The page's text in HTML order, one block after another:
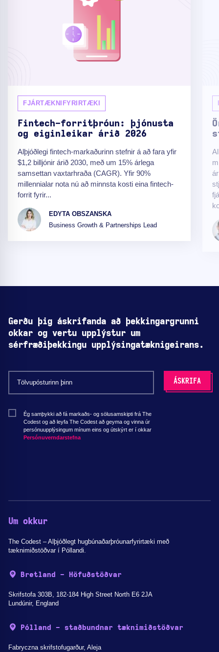
FJÁRTÆKNIFYRIRTÆKI
Fintech-forritþróun: þjónusta
og eiginleikar árið 2026
Alþjóðlegi fintech-markaðurinn stefnir á að fara yfir
$1,2 billjónir árið 2030, með um 15% árlega
samsettan vaxtarhraða (CAGR). Yfir 90%
millennialar nota nú að minnsta kosti eina fintech-
forrit fyrir...
EDYTA OBSZANSKA
Business Growth & Partnerships Lead
Gerðu þig áskrifanda að þekkingargrunni
okkar og vertu upplýstur um
sérfræðiþekkingu upplýsingatæknigeirans.
Ég samþykki að fá markaðs- og sölusamskipti frá The
Codest og að leyfa The Codest að geyma og vinna úr
persónuupplýsingum mínum eins og útskýrt er í okkar
Persónuverndarstefna
Um okkur
The Codest – Alþjóðlegt hugbúnaðarþróunarfyrirtæki með
tæknimiðstöðvar í Póllandi.
Bretland - Höfuðstöðvar
Skrifstofa 303B, 182-184 High Street North E6 2JA
Lundúnir, England
Pólland - staðbundnar tæknimiðstöðvar
Fabryczna skrifstofugarður, Aleja